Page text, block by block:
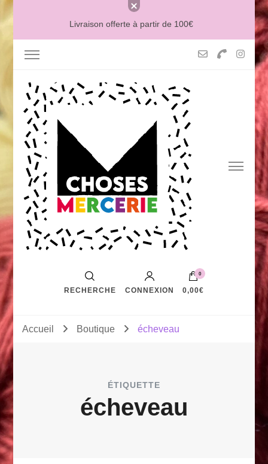
Livraison offerte à partir de 100€
MERCERIE MCHOSES
RECHERCHE CONNEXION
0
0,00€
Accueil Boutique écheveau
ÉTIQUETTE
écheveau